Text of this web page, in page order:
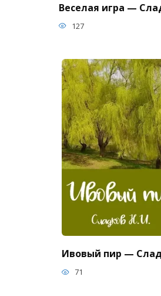
Веселая игра —
127
Ивовый пир —
71